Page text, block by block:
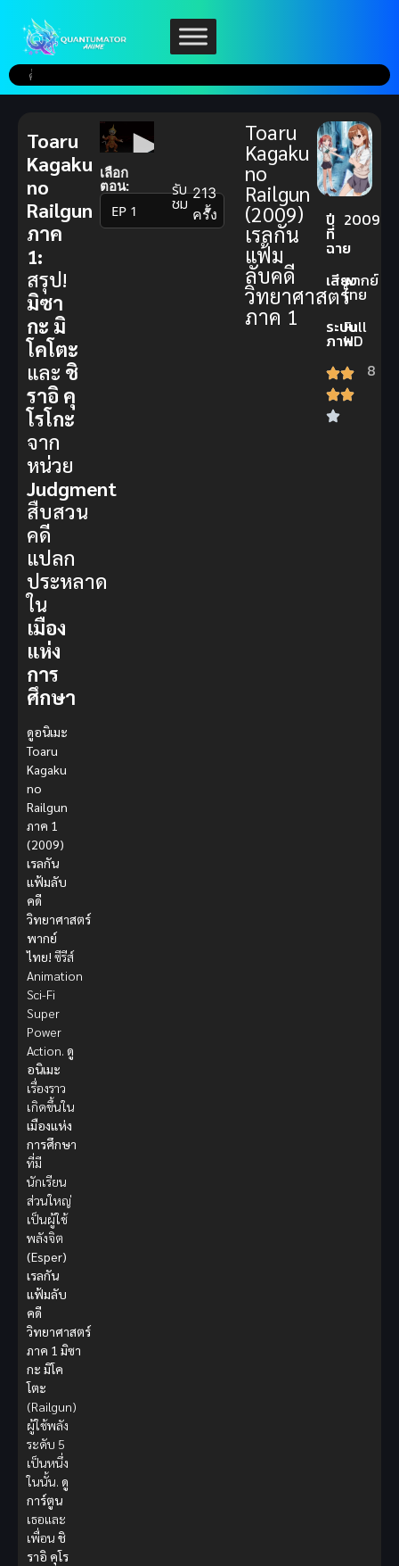
เลือก
ตอน:
▼
รับ
ชม 213
ครั้ง
Toaru
Kagaku
no
Railgun
(2009)
เรลกัน
แฟ้ม
ลับคดี
วิทยาศาสตร์
ภาค 1
ปี
ที่
ฉาย
2009
เสียงพากย์
ไทย
ระบบ
ภาพ
Full
HD
8
Toaru
Kagaku
no
Railgun
ภาค
1:
สรุป!
มิซา
กะ มิ
โคโตะ
และ ชิ
ราอิ คุ
โรโกะ
จาก
หน่วย
Judgment
สืบสวน
คดี
แปลก
ประหลาด
ใน
เมือง
แห่ง
การ
ศึกษา
ดูอนิเมะ
Toaru
Kagaku
no
Railgun
ภาค 1
(2009)
เรลกัน
แฟ้มลับ
คดี
วิทยาศาสตร์
พากย์
ไทย! ซีรีส์
Animation
Sci-Fi
Super
Power
Action. ดู
อนิเมะ
เรื่องราว
เกิดขึ้นใน
เมืองแห่ง
การศึกษา
ที่มี
นักเรียน
ส่วนใหญ่
เป็นผู้ใช้
พลังจิต
(Esper)
เรลกัน
แฟ้มลับ
คดี
วิทยาศาสตร์
ภาค 1 มิซา
กะ มิโค
โตะ
(Railgun)
ผู้ใช้พลัง
ระดับ 5
เป็นหนึ่ง
ในนั้น. ดู
การ์ตูน
เธอและ
เพื่อน ชิ
ราอิ คุโร